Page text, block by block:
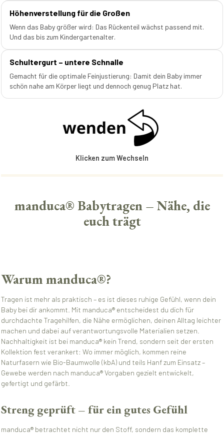
Höhenverstellung für die Großen
Wenn das Baby größer wird: Das Rückenteil wächst passend mit.
Und das bis zum Kindergartenalter.
Schultergurt – untere Schnalle
Gemacht für die optimale Feinjustierung: Damit dein Baby immer
schön nahe am Körper liegt und dennoch genug Platz hat.
Klicken zum Wechseln
manduca® Babytragen – Nähe, die
euch trägt
Warum manduca®?
Tragen ist mehr als praktisch – es ist dieses ruhige Gefühl, wenn dein
Baby bei dir ankommt. Mit manduca® entscheidest du dich für
durchdachte Tragehilfen, die Nähe ermöglichen, deinen Alltag leichter
machen und dabei auf verantwortungsvolle Materialien setzen.
Nachhaltigkeit ist bei manduca® kein Trend, sondern seit der ersten
Kollektion fest verankert: Wo immer möglich, kommen reine
Naturfasern wie Bio-Baumwolle (kbA) und teils Hanf zum Einsatz –
Gewebe werden nach manduca® Vorgaben gezielt entwickelt,
gefertigt und gefärbt.
Streng geprüft – für ein gutes Gefühl
manduca® betrachtet nicht nur den Stoff, sondern das komplette